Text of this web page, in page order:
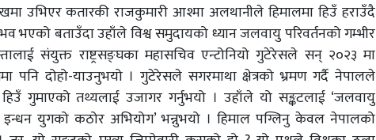
उभिएर कतारकी राजकुमारी आश्मा अलथानीले हिमालमा हिउँ हराउँदै
भएको बताउँदा उहाँले विश्व समुदायको ध्यान जलवायु परिवर्तनको गम्भीर
संयुक्त राष्ट्रसङ्घका महासचिव एन्टोनियो गुटेरेसले सन् २०२३ मा
पनि दोहो-याउनुभयो । गुटेरेसले सगरमाथा क्षेत्रको भ्रमण गर्दै नेपालले
गुमाएको तथ्यलाई उजागर गर्नुभयो । उहाँले यो सङ्कटलाई ‘जलवायु
इन्धन युगको कठोर अभियोग’ भन्नुभयो । हिमाल पग्लिनु केवल नेपालको